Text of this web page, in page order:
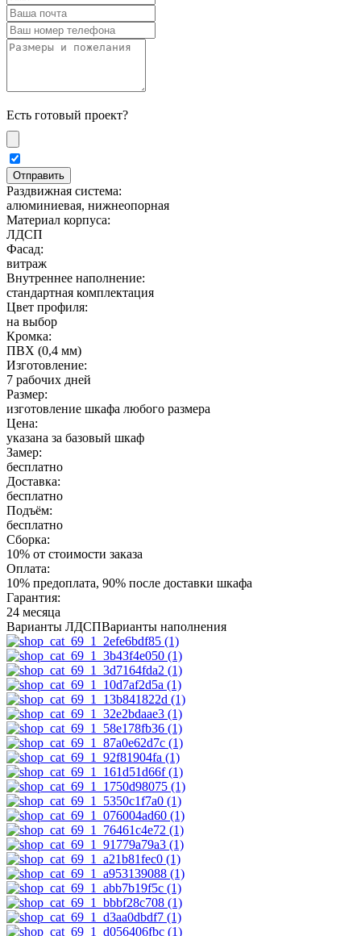
Есть готовый проект?
Раздвижная система:
алюминиевая, нижнеопорная
Материал корпуса:
ЛДСП
Фасад:
витраж
Внутреннее наполнение:
стандартная комплектация
Цвет профиля:
на выбор
Кромка:
ПВХ (0,4 мм)
Изготовление:
7 рабочих дней
Размер:
изготовление шкафа любого размера
Цена:
указана за базовый шкаф
Замер:
бесплатно
Доставка:
бесплатно
Подъём:
бесплатно
Сборка:
10% от стоимости заказа
Оплата:
10% предоплата, 90% после доставки шкафа
Гарантия:
24 месяца
Варианты ЛДСПВарианты наполнения